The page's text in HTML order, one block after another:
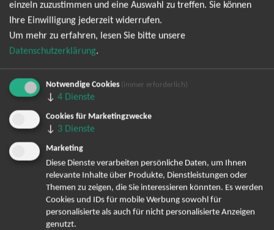
André Rieu Tickets
David Garrett Tickets
Andrea Berg Tickets
Backstreet Boys Tickets
Unheilig Tickets
Santiano Tickets
Ina Müller Tickets
Bryan Adams Tickets
Andreas Gabalier Tickets
Die Fantastischen Vier Tickets
einzeln zuzustimmen und eine Auswahl zu treffen. Sie können
Ihre Einwilligung jederzeit widerrufen.
Um mehr zu erfahren, lesen Sie bitte unsere
Datenschutzerklärung.
Notwendige Cookies (immer erforderlich)
↓ 4 Dienste
Cookies für Marketingzwecke
↓ 3 Dienste
Marketing
Diese Dienste verarbeiten persönliche Daten, um Ihnen
relevante Inhalte über Produkte, Dienstleistungen oder
Themen zu zeigen, die Sie interessieren könnten. Es werden
Cookies und IDs für mobile Werbung sowohl für
personalisierte als auch für nicht personalisierte Anzeigen
genutzt.